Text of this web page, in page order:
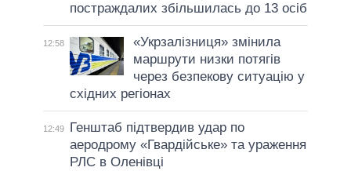
постраждалих збільшилась до 13 осіб
12:58
«Укрзалізниця» змінила
маршрути низки потягів
через безпекову ситуацію у
східних регіонах
12:49
Генштаб підтвердив удар по
аеродрому «Гвардійське» та ураження
РЛС в Оленівці